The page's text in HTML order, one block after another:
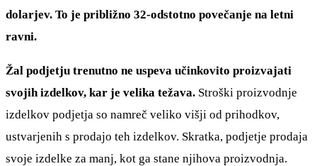
dolarjev. To je približno 32-odstotno povečanje na letni
ravni.
Žal podjetju trenutno ne uspeva učinkovito proizvajati
svojih izdelkov, kar je velika težava. Stroški proizvodnje
izdelkov podjetja so namreč veliko višji od prihodkov,
ustvarjenih s prodajo teh izdelkov. Skratka, podjetje prodaja
svoje izdelke za manj, kot ga stane njihova proizvodnja.